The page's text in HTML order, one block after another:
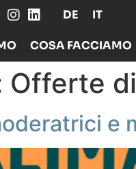
DE IT
COSA FACCIAMO
Offerte
e